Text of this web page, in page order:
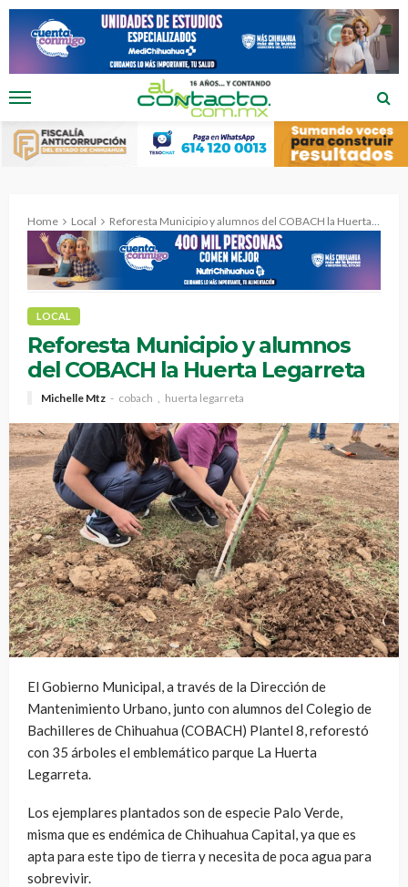
Home Local Reforesta Municipio y alumnos del COBACH la Huerta Legarreta
LOCAL
Reforesta Municipio y alumnos
del COBACH la Huerta Legarreta
Michelle Mtz cobach huerta legarreta
El Gobierno Municipal, a través de la Dirección de
Mantenimiento Urbano, junto con alumnos del Colegio de
Bachilleres de Chihuahua (COBACH) Plantel 8, reforestó
con 35 árboles el emblemático parque La Huerta
Legarreta.
Los ejemplares plantados son de especie Palo Verde,
misma que es endémica de Chihuahua Capital, ya que es
apta para este tipo de tierra y necesita de poca agua para
sobrevivir.